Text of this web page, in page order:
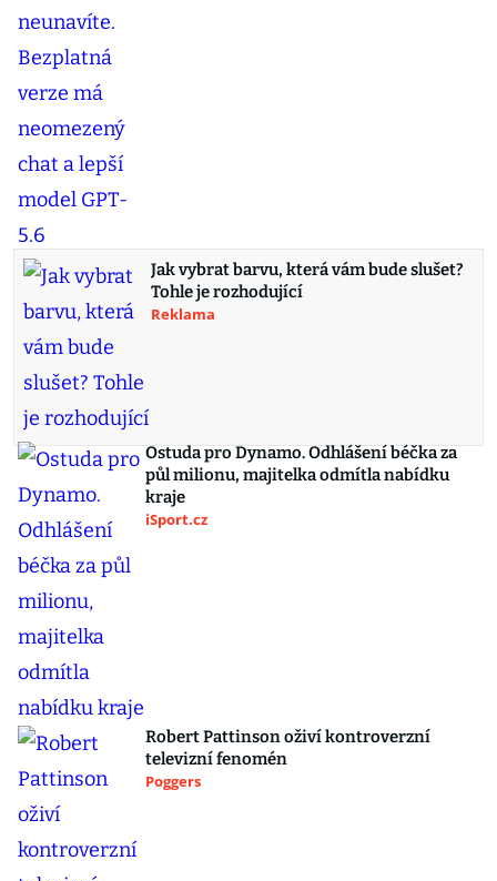
Jak vybrat barvu, která vám bude slušet?
Tohle je rozhodující
Reklama
Ostuda pro Dynamo. Odhlášení béčka za
půl milionu, majitelka odmítla nabídku
kraje
iSport.cz
Robert Pattinson oživí kontroverzní
televizní fenomén
Poggers